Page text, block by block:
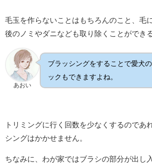
毛玉を作らないことはもちろんのこと、毛
後のノミやダニなども取り除くことができ
あおい
ブラッシングをすることで愛犬
ックもできますよね。
トリミングに行く回数を少なくするのであ
シングはかかせません。
ちなみに、わが家ではブラシの部分が出し